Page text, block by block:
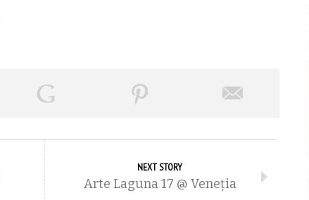
NEXT STORY
Arte Laguna 17 @ Veneția